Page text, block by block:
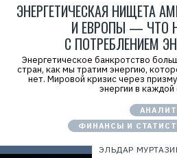
ЭНЕРГЕТИЧЕСКАЯ НИЩЕТА
И ЕВРОПЫ — ЧТО
С ПОТРЕБЛЕНИЕМ
Энергетическое банкротство
стран, как мы тратим энергию,
нет. Мировой кризис через
энергии в каждой
ФИНАНСЫ И
ЭЛЬДАР